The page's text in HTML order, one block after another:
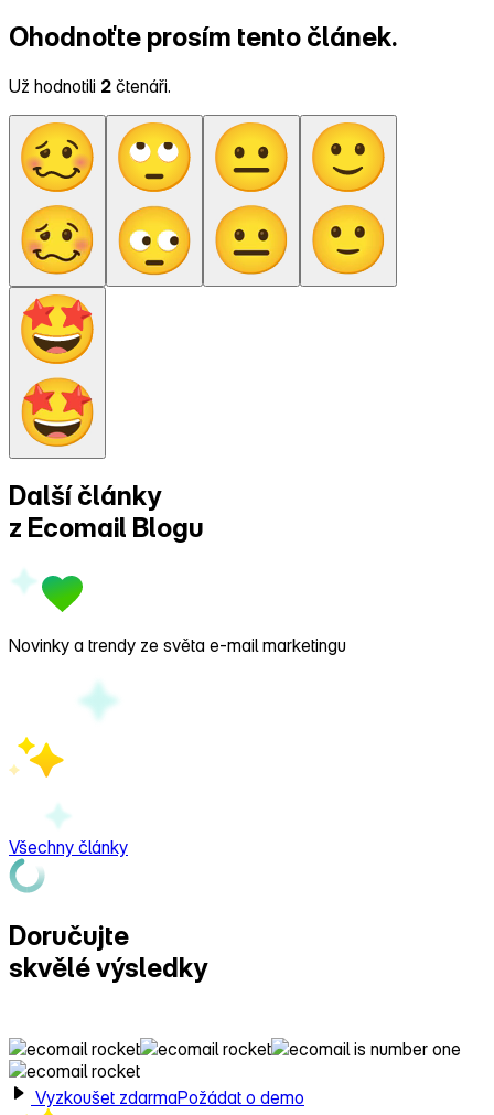
Ohodnoťte prosím tento článek.
Už hodnotili 2 čtenáři.
Další články
z Ecomail Blogu
Novinky a trendy ze světa e‑mail marketingu
Všechny články
Doručujte
skvělé výsledky
Vyzkoušet zdarmaPožádat o demo